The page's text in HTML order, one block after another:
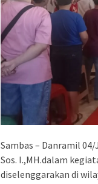
Sambas – Danramil
Sos. I.,MH.dalam
diselenggarakan di